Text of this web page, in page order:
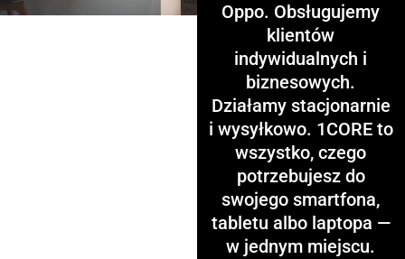
Oppo. Obsługujemy
klientów
indywidualnych i
biznesowych.
Działamy stacjonarnie
i wysyłkowo. 1CORE to
wszystko, czego
potrzebujesz do
swojego smartfona,
tabletu albo laptopa —
w jednym miejscu.